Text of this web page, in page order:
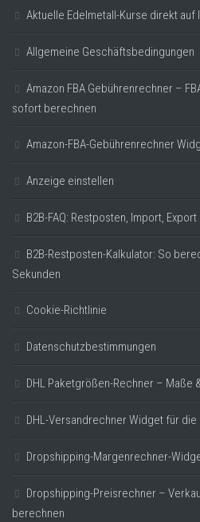
Aktuelle Edelmetall-Kurse direkt auf
Allgemeine Geschäftsbedingungen
Amazon FBA Gebührenrechner –
sofort berechnen
Amazon-FBA-Gebührenrechner
Anzeige einstellen
B2B-FAQ: Restposten, Import,
B2B-Restposten-Kalkulator: So
Sekunden
Cookie-Richtlinie
Datenschutzbestimmungen
DHL Paketgrößen-Rechner – Maße
DHL-Versandrechner Widget für
Dropshipping-Margenrechner-
Dropshipping-Preisrechner –
berechnen